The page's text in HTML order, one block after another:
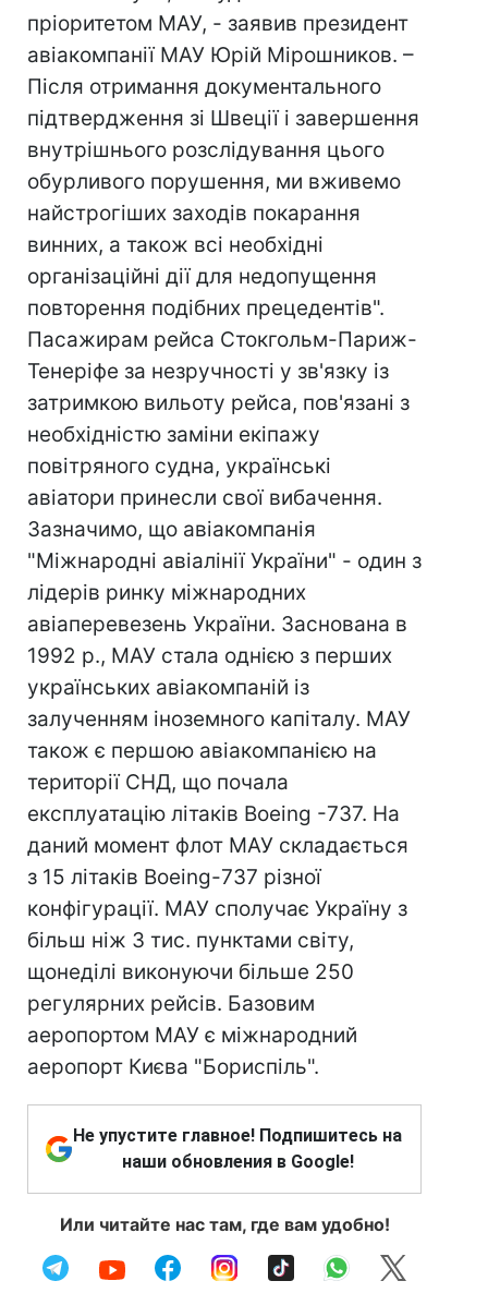
пріоритетом МАУ, - заявив президент
авіакомпанії МАУ Юрій Мірошников. –
Після отримання документального
підтвердження зі Швеції і завершення
внутрішнього розслідування цього
обурливого порушення, ми вживемо
найстрогіших заходів покарання
винних, а також всі необхідні
організаційні дії для недопущення
повторення подібних прецедентів".
Пасажирам рейса Стокгольм-Париж-
Тенеріфе за незручності у зв'язку із
затримкою вильоту рейса, пов'язані з
необхідністю заміни екіпажу
повітряного судна, українські
авіатори принесли свої вибачення.
Зазначимо, що авіакомпанія
"Міжнародні авіалінії України" - один з
лідерів ринку міжнародних
авіаперевезень України. Заснована в
1992 р., МАУ стала однією з перших
українських авіакомпаній із
залученням іноземного капіталу. МАУ
також є першою авіакомпанією на
території СНД, що почала
експлуатацію літаків Boeing -737. На
даний момент флот МАУ складається
з 15 літаків Boeing-737 різної
конфігурації. МАУ сполучає Україну з
більш ніж 3 тис. пунктами світу,
щонеділі виконуючи більше 250
регулярних рейсів. Базовим
аеропортом МАУ є міжнародний
аеропорт Києва "Бориспіль".
Не упустите главное! Подпишитесь на
наши обновления в Google!
Или читайте нас там, где вам удобно!